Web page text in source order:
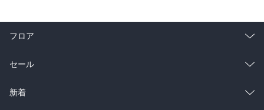
フロア
総合
ラノベ
セール
総合
新着